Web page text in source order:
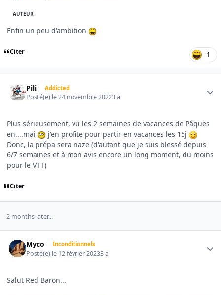
AUTEUR
Enfin un peu d'ambition
Citer 1
Pili Addicted
Posté(e) le 24 novembre 20223 a
Plus sérieusement, vu les 2 semaines de vacances de Pâques
en....mai
j'en profite pour partir en vacances les 15j
Donc, la prépa sera naze (d'autant que je suis blessé depuis
6/7 semaines et à mon avis encore un long moment, du moins
pour le VTT)
Citer
2 months later...
Myco Inconditionnels
Posté(e) le 12 février 20233 a
Salut Red Baron...